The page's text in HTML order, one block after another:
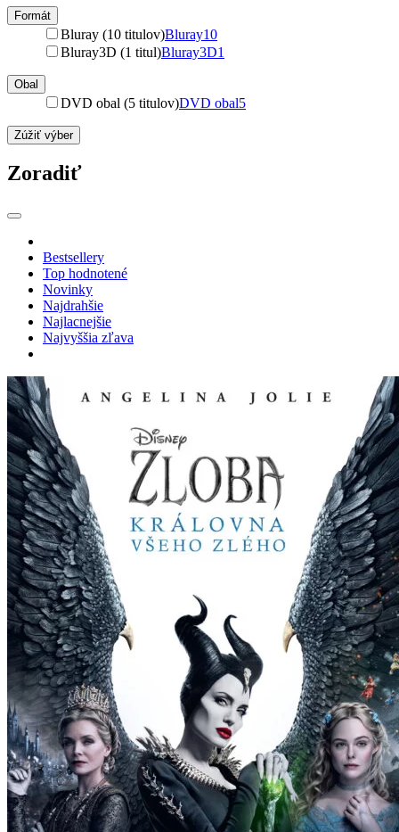
Formát
Bluray (10 titulov)Bluray10
Bluray3D (1 titul)Bluray3D1
Obal
DVD obal (5 titulov)DVD obal5
Zúžiť výber
Zoradiť
Bestsellery
Top hodnotené
Novinky
Najdrahšie
Najlacnejšie
Najvyššia zľava